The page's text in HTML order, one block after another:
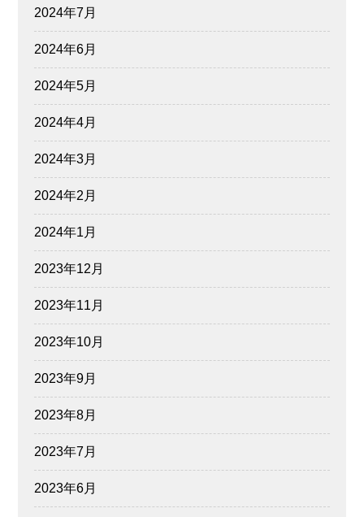
2024年7月
2024年6月
2024年5月
2024年4月
2024年3月
2024年2月
2024年1月
2023年12月
2023年11月
2023年10月
2023年9月
2023年8月
2023年7月
2023年6月